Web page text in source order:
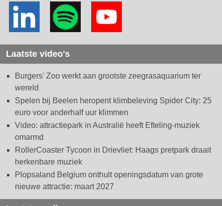
Laatste video's
Burgers' Zoo werkt aan grootste zeegrasaquarium ter
wereld
Spelen bij Beelen heropent klimbeleving Spider City: 25
euro voor anderhalf uur klimmen
Video: attractiepark in Australië heeft Efteling-muziek
omarmd
RollerCoaster Tycoon in Drievliet: Haags pretpark draait
herkenbare muziek
Plopsaland Belgium onthult openingsdatum van grote
nieuwe attractie: maart 2027